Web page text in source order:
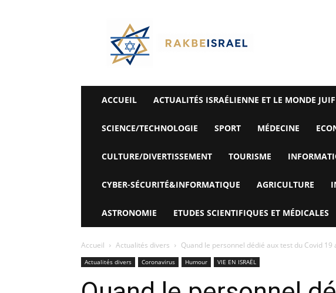
Rak
Be
Israel-
Alyaexpress-
News
ACCUEIL ACTUALITÉS ISRAÉLIENNE ET LE MONDE JUIF
SCIENCE/TECHNOLOGIE SPORT MÉDECINE
CULTURE/DIVERTISSEMENT TOURISME
CYBER-SÉCURITÉ&INFORMATIQUE AGRICULTURE
ASTRONOMIE ETUDES SCIENTIFIQUES ET MÉDICALES
Accueil Actualités divers Quand le personnel dédié aux test du Covid 19
Actualités divers Coronavirus Humour VIE EN ISRAËL